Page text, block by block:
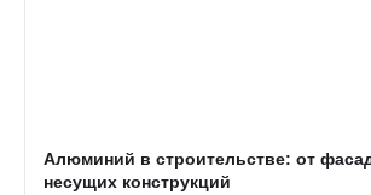
Алюминий в строительстве: от
несущих конструкций